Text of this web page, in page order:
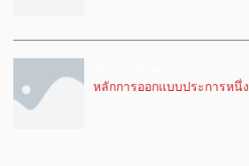
หลักการออกแบบประการหนึ่ง